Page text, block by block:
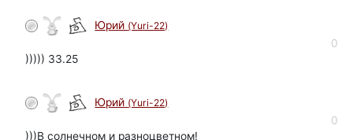
Юрий (Yuri-22)
0
))))) 33.25
Юрий (Yuri-22)
0
)))В солнечном и разноцветном!